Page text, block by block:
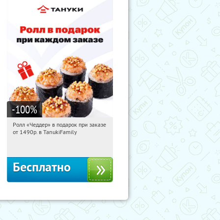
-100%
15:37:10 Получили:108
Ролл «Чеддер» в подарок при заказе
от 1490р. в TanukiFamily
Бесплатно